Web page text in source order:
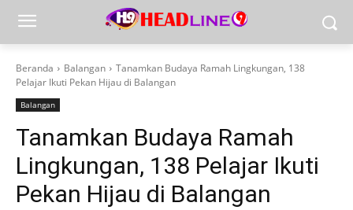
Beranda Balangan
Tanamkan Budaya Ramah Lingkungan, 138
Pelajar Ikuti Pekan Hijau di Balangan
Balangan
Tanamkan Budaya Ramah
Lingkungan, 138 Pelajar Ikuti
Pekan Hijau di Balangan